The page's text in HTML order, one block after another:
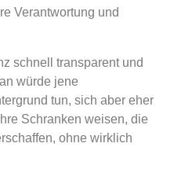
Verantwortung und
schnell transparent und
würde jene
tun, sich aber eher
Schranken weisen, die
ohne wirklich